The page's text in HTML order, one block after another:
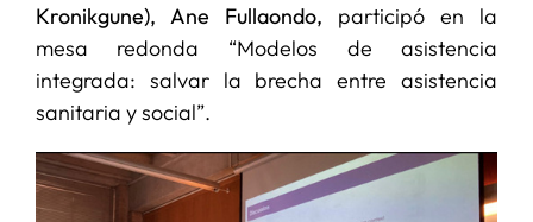
Kronikgune), Ane Fullaondo, participó en la
mesa redonda “Modelos de asistencia
integrada: salvar la brecha entre asistencia
sanitaria y social”.